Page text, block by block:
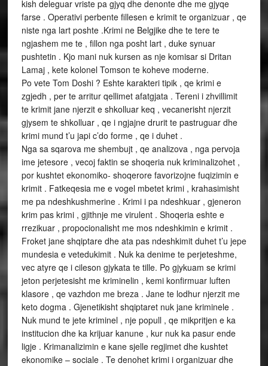
kish deleguar vriste pa gjyq dhe denonte dhe me gjyqe
farse . Operativi perbente fillesen e krimit te organizuar , qe
niste nga lart poshte .Krimi ne Belgjike dhe te tere te
ngjashem me te , fillon nga posht lart , duke synuar
pushtetin . Kjo mani nuk kursen as nje komisar si Dritan
Lamaj , kete kolonel Tomson te koheve moderne.
Po vete Tom Doshi ? Eshte karakteri tipik , qe krimi e
zgjedh , per te arritur qellimet afatgjata . Tereni i zhvillimit
te krimit jane njerzit e shkolluar keq , vecanerisht njerzit
gjysem te shkolluar , qe i ngjajne drurit te pastruguar dhe
krimi mund t’u japi c’do forme , qe i duhet .
Nga sa sqarova me shembujt , qe analizova , nga pervoja
ime jetesore , vecoj faktin se shoqeria nuk kriminalizohet ,
por kushtet ekonomiko- shoqerore favorizojne fuqizimin e
krimit . Fatkeqesia me e vogel mbetet krimi , krahasimisht
me pa ndeshkushmerine . Krimi i pa ndeshkuar , gjeneron
krim pas krimi , gjithnje me virulent . Shoqeria eshte e
rrezikuar , propocionalisht me mos ndeshkimin e krimit .
Froket jane shqiptare dhe ata pas ndeshkimit duhet t’u jepe
mundesia e vetedukimit . Nuk ka denime te perjeteshme,
vec atyre qe i cileson gjykata te tille. Po gjykuam se krimi
jeton perjetesisht me kriminelin , kemi konfirmuar luften
klasore , qe vazhdon me breza . Jane te lodhur njerzit me
keto dogma . Gjenetikisht shqiptaret nuk jane kriminele .
Nuk mund te jete kriminel , nje popull , qe mikpritjen e ka
institucion dhe ka krijuar kanune , kur nuk ka pasur ende
ligje . Krimanalizimin e kane sjelle regjimet dhe kushtet
ekonomike – sociale . Te denohet krimi i organizuar dhe